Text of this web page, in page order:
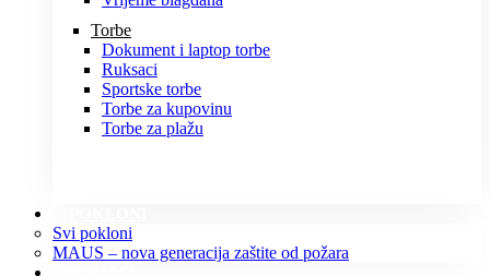
Torbe
Dokument i laptop torbe
Ruksaci
Sportske torbe
Torbe za kupovinu
Torbe za plažu
Svi pokloni
MAUS – nova generacija zaštite od požara